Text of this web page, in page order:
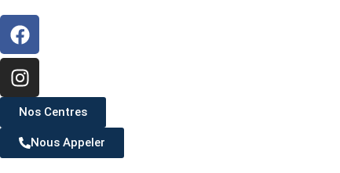
Nos Centres
Nous Appeler